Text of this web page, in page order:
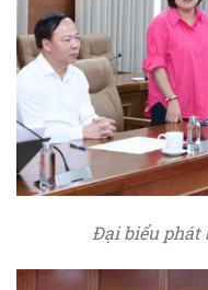
Đại biểu phát